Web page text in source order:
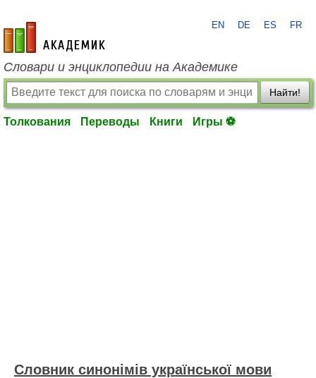
academic.ru
EN DE ES FR
Словари и энциклопедии на Академике
Найти!
Толкования Переводы Книги Игры ⚽
Словник синонімів української мови